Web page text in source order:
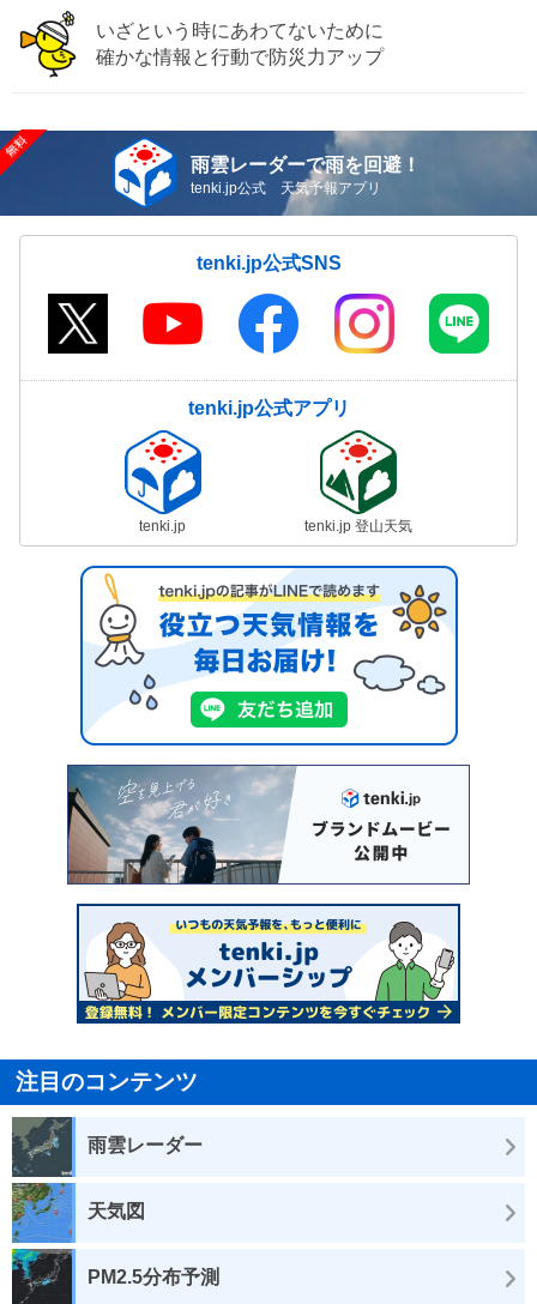
いざという時にあわてないために
確かな情報と行動で防災力アップ
雨雲レーダーで雨を回避！
tenki.jp公式 天気予報アプリ
tenki.jp公式SNS
tenki.jp公式アプリ
tenki.jp tenki.jp 登山天気
注目のコンテンツ
雨雲レーダー
天気図
PM2.5分布予測